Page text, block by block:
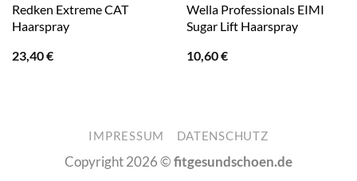
Redken Extreme CAT
Haarspray
23,40€
Wella Professionals EIMI
Sugar Lift Haarspray
10,60€
IMPRESSUM DATENSCHUTZ
Copyright 2026 ©fitgesundschoen.de